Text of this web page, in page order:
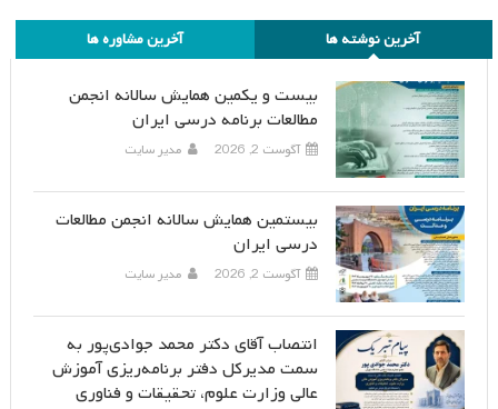
آخرین نوشته ها آخرین مشاوره ها
بیست و یکمین همایش سالانه انجمن
مطالعات برنامه درسی ایران
آگوست 2, 2026 مدیر سایت
بیستمین همایش سالانه انجمن مطالعات
درسی ایران
آگوست 2, 2026 مدیر سایت
انتصاب آقای دکتر محمد جوادی‌پور به
سمت مدیرکل دفتر برنامه‌ریزی آموزش
عالی وزارت علوم، تحقیقات و فناوری